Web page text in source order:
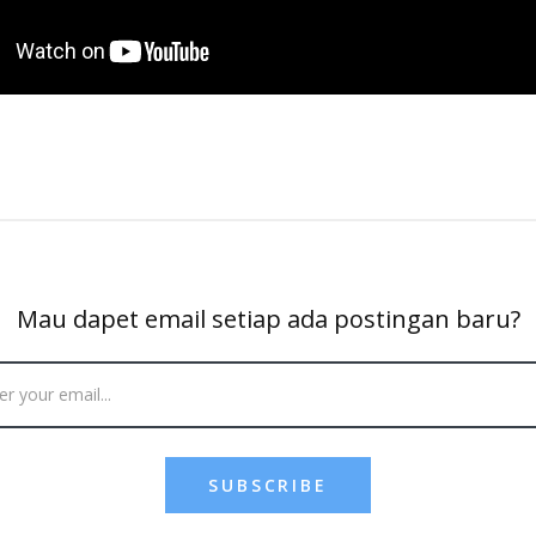
Mau dapet email setiap ada postingan baru?
SUBSCRIBE